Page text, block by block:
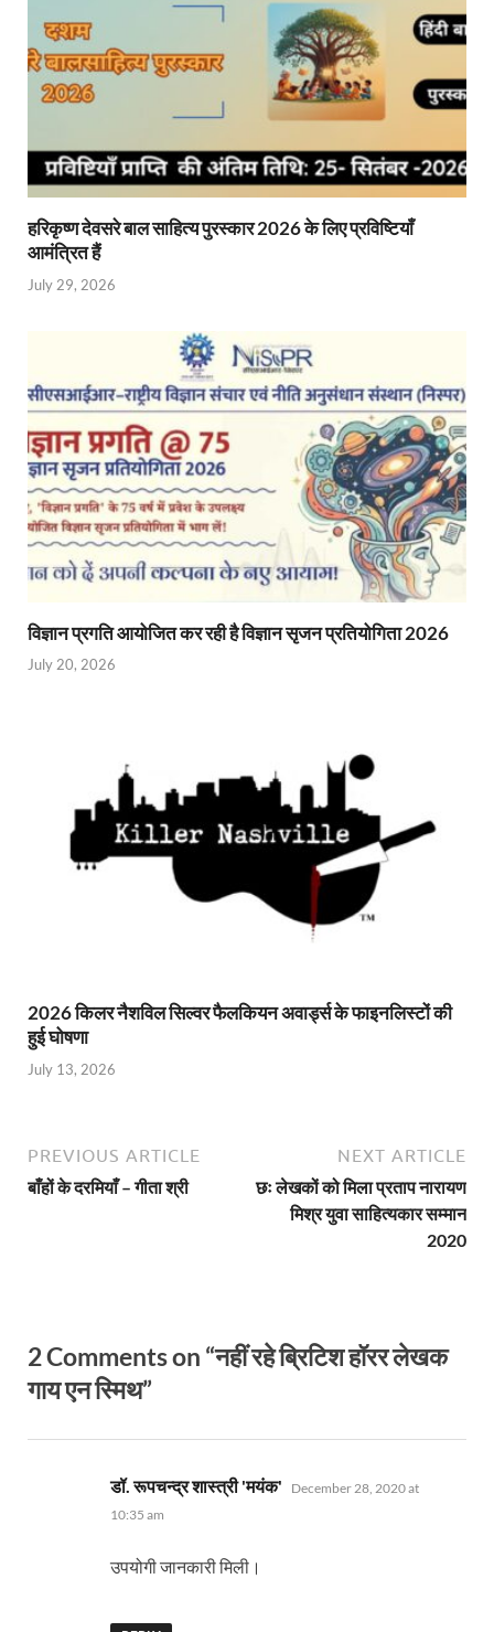
हरिकृष्ण देवसरे बाल साहित्य पुरस्कार 2026 के लिए प्रविष्टियाँ
आमंत्रित हैं
July 29, 2026
विज्ञान प्रगति आयोजित कर रही है विज्ञान सृजन प्रतियोगिता 2026
July 20, 2026
2026 किलर नैशविल सिल्वर फैलकियन अवार्ड्स के फाइनलिस्टों की
हुई घोषणा
July 13, 2026
PREVIOUS ARTICLE
बाँहों के दरमियाँ – गीता श्री
NEXT ARTICLE
छः लेखकों को मिला प्रताप नारायण
मिश्र युवा साहित्यकार सम्मान
2020
2 Comments on “नहीं रहे ब्रिटिश हॉरर लेखक
गाय एन स्मिथ”
डॉ. रूपचन्द्र शास्त्री 'मयंक' says:
December 28, 2020 at
10:35 am
उपयोगी जानकारी मिली।